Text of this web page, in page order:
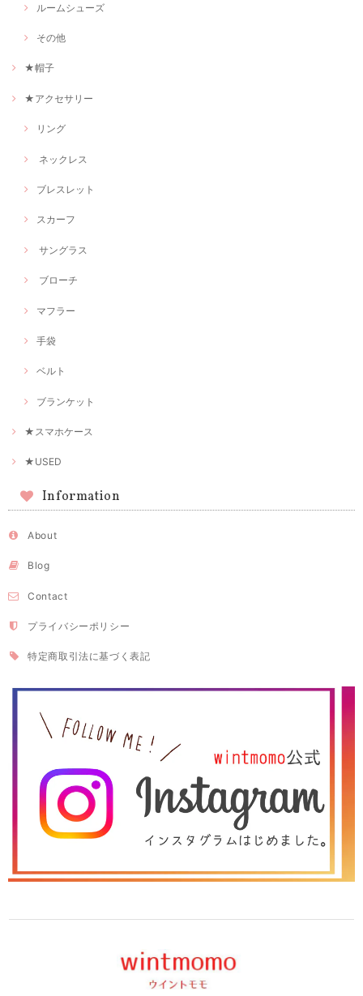
ルームシューズ
その他
★帽子
★アクセサリー
リング
ネックレス
ブレスレット
スカーフ
サングラス
ブローチ
マフラー
手袋
ベルト
ブランケット
★スマホケース
★USED
Information
About
Blog
Contact
プライバシーポリシー
特定商取引法に基づく表記